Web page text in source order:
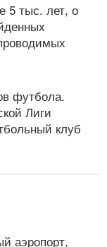
5 тыс. лет, о
футбола.
Лиги
клуб
аэропорт,